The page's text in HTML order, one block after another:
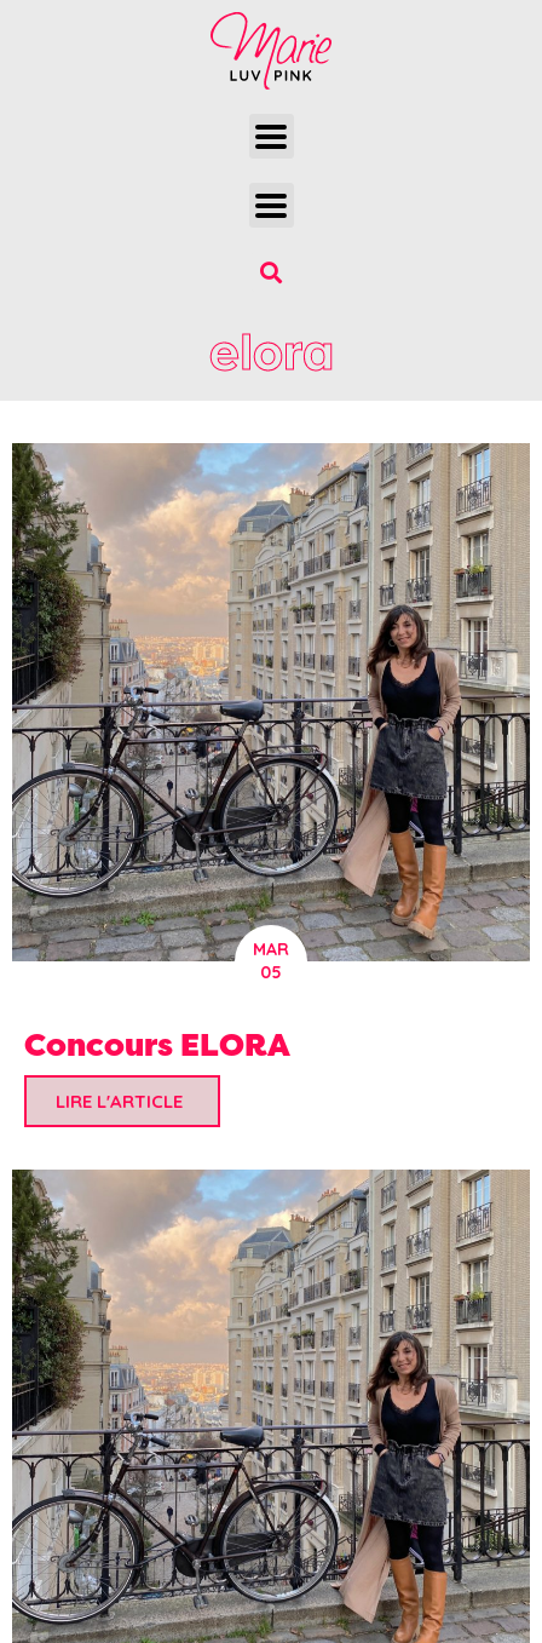
elora
MAR
05
Concours ELORA
LIRE L'ARTICLE